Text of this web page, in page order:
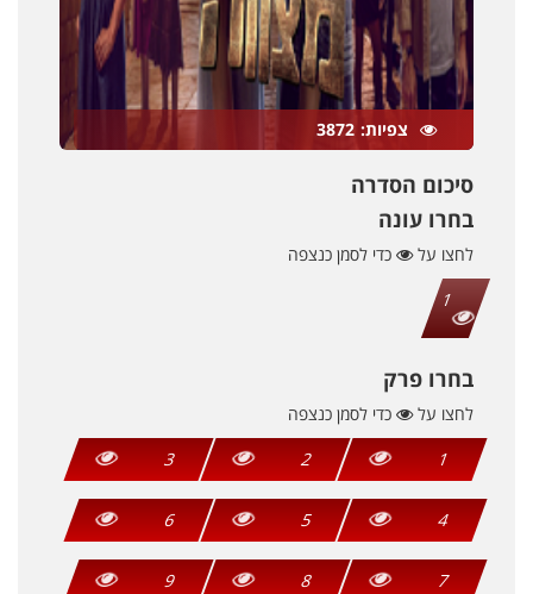
צפיות 3872
סיכום הסדרה
בחרו עונה
לחצו על
כדי לסמן כנצפה
1
בחרו פרק
לחצו על
כדי לסמן כנצפה
1
2
3
4
5
6
7
8
9